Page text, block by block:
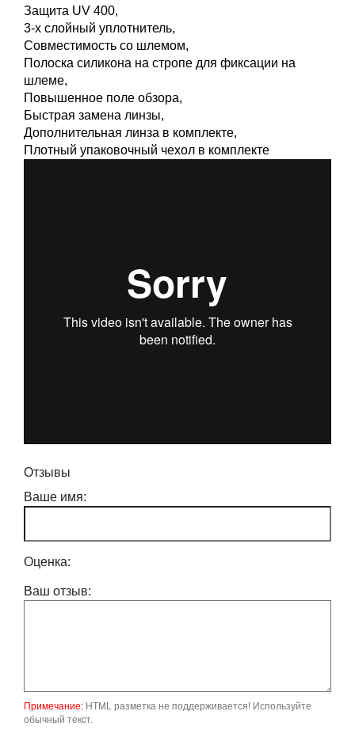
Защита UV 400,
3-х слойный уплотнитель,
Совместимость со шлемом,
Полоска силикона на стропе для фиксации на
шлеме,
Повышенное поле обзора,
Быстрая замена линзы,
Дополнительная линза в комплекте,
Плотный упаковочный чехол в комплекте
Отзывы
Ваше имя:
Оценка:
Ваш отзыв:
Примечание: HTML разметка не поддерживается! Используйте
обычный текст.